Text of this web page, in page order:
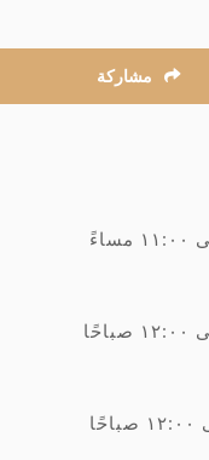
مشاركة